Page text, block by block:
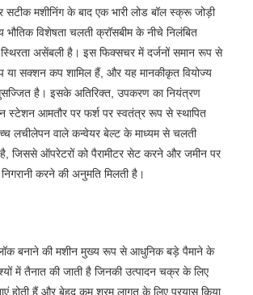
मशीनिंग के बाद एक भारी लोड बॉल स्क्रू जोड़ी
विशेषता चलती क्रॉसबीम के नीचे निलंबित
स्थिरता असेंबली है। इस फिक्सचर में दर्जनों समान रूप से
या सक्शन कप शामिल हैं, और यह मानकीकृत वियोज्य
है। इसके अतिरिक्त, उपकरण का नियंत्रण
आमतौर पर फर्श पर स्वतंत्र रूप से स्थापित
लचीलेपन वाले कन्वेयर बेल्ट के माध्यम से चलती
जिससे ऑपरेटरों को पैरामीटर सेट करने और जमीन पर
करने की अनुमति मिलती है।
बनाने की मशीन मुख्य रूप से आधुनिक बड़े पैमाने के
में तैनात की जाती है जिनकी उत्पादन चक्र के लिए
होती हैं और बेहद कम श्रम लागत के लिए प्रयास किया